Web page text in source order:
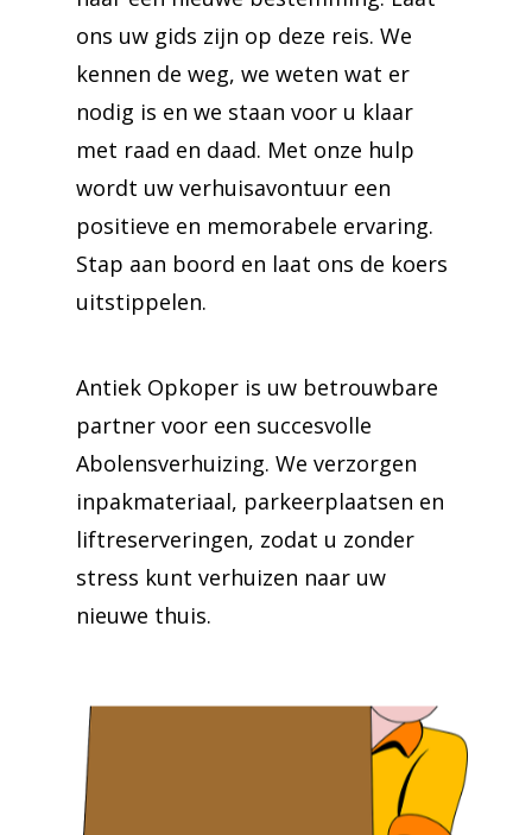
ons uw gids zijn op deze reis. We
kennen de weg, we weten wat er
nodig is en we staan voor u klaar
met raad en daad. Met onze hulp
wordt uw verhuisavontuur een
positieve en memorabele ervaring.
Stap aan boord en laat ons de koers
uitstippelen.
Antiek Opkoper is uw betrouwbare
partner voor een succesvolle
Abolensverhuizing. We verzorgen
inpakmateriaal, parkeerplaatsen en
liftreserveringen, zodat u zonder
stress kunt verhuizen naar uw
nieuwe thuis.